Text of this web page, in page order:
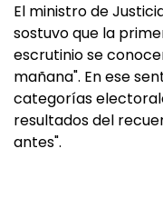
El ministro de
sostuvo que la
escrutinio se
mañana". En ese
categorías
resultados del
antes".